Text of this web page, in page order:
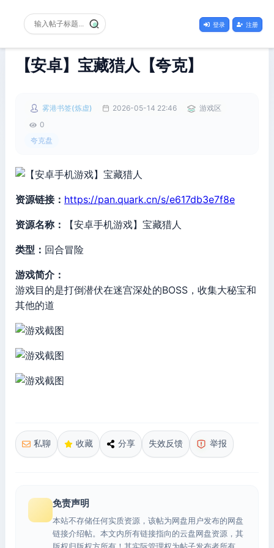
登录 注册
【安卓】宝藏猎人【夸克】
雾港书签(炼虚) 2026-05-14 22:46
游戏区
0
夸克盘
资源链接： https://pan.quark.cn/s/e617db3e7f8e
资源名称： 【安卓手机游戏】宝藏猎人
类型： 回合冒险
游戏简介：
游戏目的是打倒潜伏在迷宫深处的BOSS，收集大秘宝和
其他的道
私聊 收藏 分享 失效反馈 举报
免责声明
本站不存储任何实质资源，该帖为网盘用户发布的网盘
链接介绍帖。本文内所有链接指向的云盘网盘资源，其